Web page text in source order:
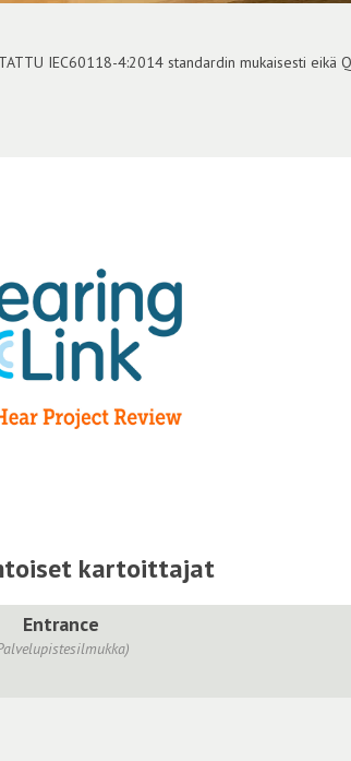
IEC60118-4:2014 standardin mukaisesti eikä
kartoittajat
Entrance